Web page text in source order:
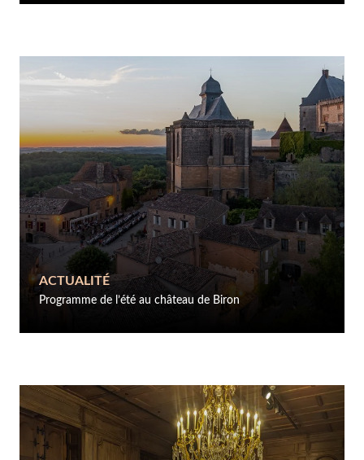
ACTUALITÉ
Programme de l’été au château de Biron